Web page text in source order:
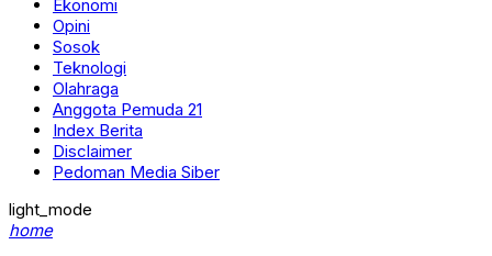
Ekonomi
Opini
Sosok
Teknologi
Olahraga
Anggota Pemuda 21
Index Berita
Disclaimer
Pedoman Media Siber
light_mode
home